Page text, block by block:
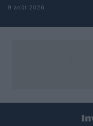
Aller au contenu
9 août 2026